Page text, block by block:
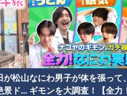
が松山
景ドラ
なにわ男子が体を張って
ギモンを大調査！【全力
糖、淡口しょうゆを入れて
とあえて器に盛る。